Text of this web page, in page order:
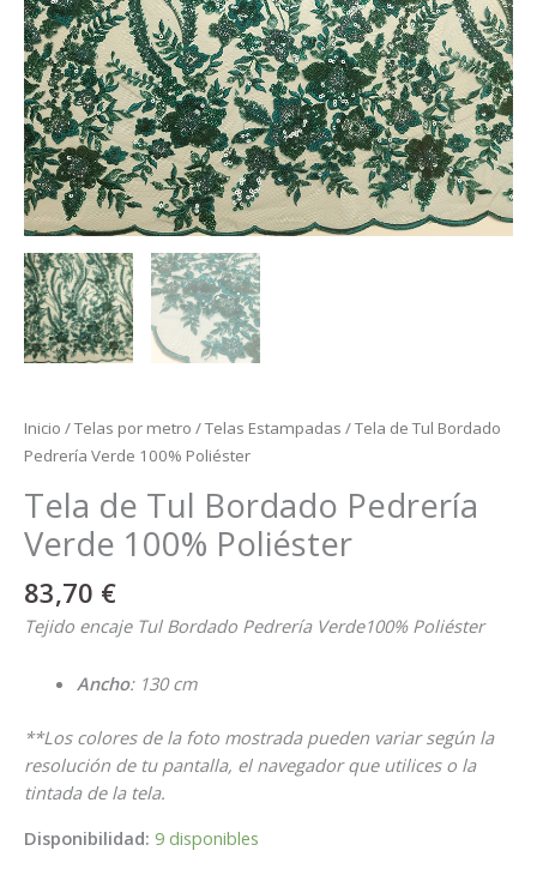
Inicio /Telas por metro /Telas Estampadas / Tela de Tul Bordado
Pedrería Verde 100% Poliéster
Tela de Tul Bordado Pedrería
Verde 100% Poliéster
83,70 €
Tejido encaje Tul Bordado Pedrería Verde100% Poliéster
Ancho: 130 cm
**Los colores de la foto mostrada pueden variar según la
resolución de tu pantalla, el navegador que utilices o la
tintada de la tela.
Disponibilidad: 9 disponibles